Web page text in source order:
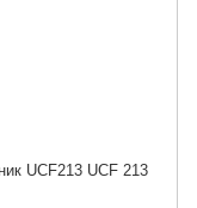
Підшипник UCF213 UCF 213